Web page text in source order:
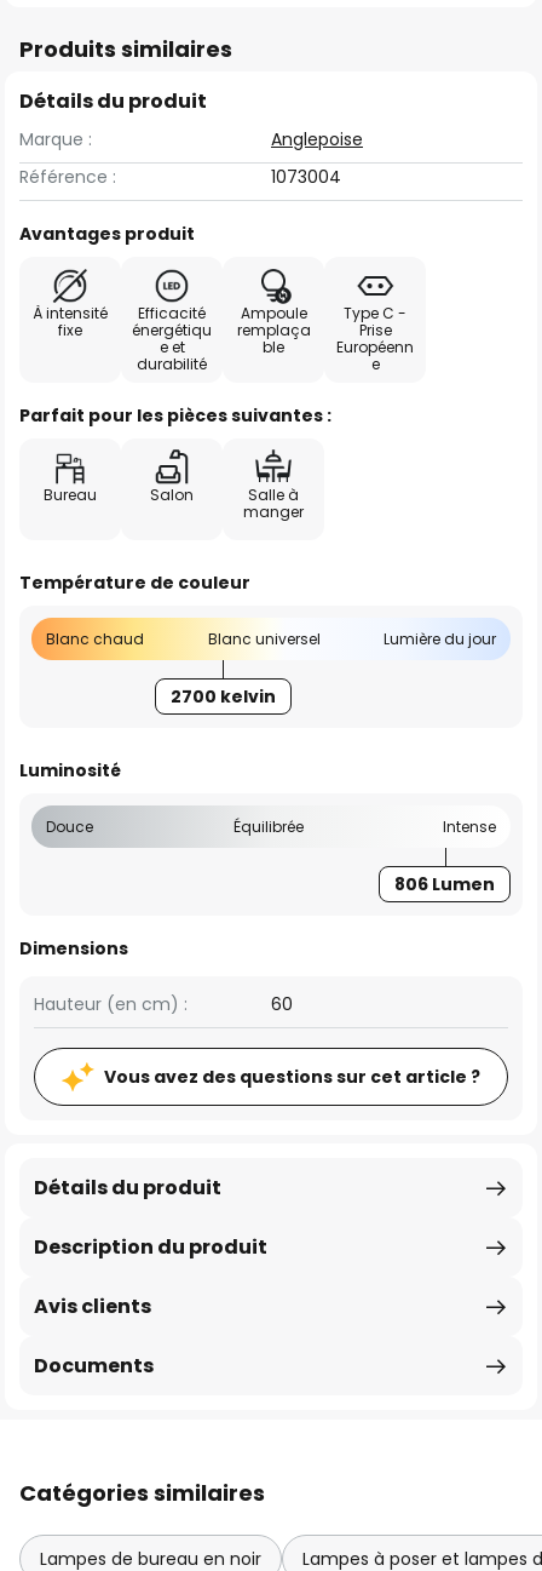
Produits similaires
Détails du produit
Marque :
Anglepoise
Référence :
1073004
Avantages produit
À intensité
fixe
Efficacité
énergétiqu
e et
durabilité
Ampoule
remplaça
ble
Type C -
Prise
Européenn
e
Parfait pour les pièces suivantes :
Bureau Salon
Salle à
manger
Température de couleur
Blanc chaud Blanc universel Lumière du jour
2700 kelvin
Luminosité
Douce Équilibrée Intense
806 Lumen
Dimensions
Hauteur (en cm) : 60
Vous avez des questions sur cet article ?
Description du produit
Détails du produit
Avis clients
Documents
Catégories similaires
Lampes de bureau en noir Lampes à poser et lampes